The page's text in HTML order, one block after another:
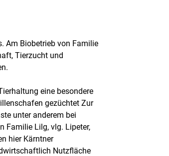
Am Biobetrieb von Familie
Tierzucht und
eine besondere
gezüchtet Zur
unter anderem bei
Familie Lilg, vlg. Lipeter,
hier Kärntner
Nutzfläche